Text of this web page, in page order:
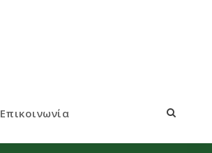
Επικοινωνία